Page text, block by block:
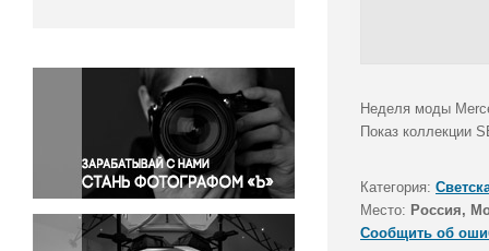
Окружающая среда
Политика
Правосудие
Происшествия и конфликты
Религия
Светская жизнь
Спорт
Неделя моды
Показ коллекции
Категория:
Место: Россия,
Сообщить об